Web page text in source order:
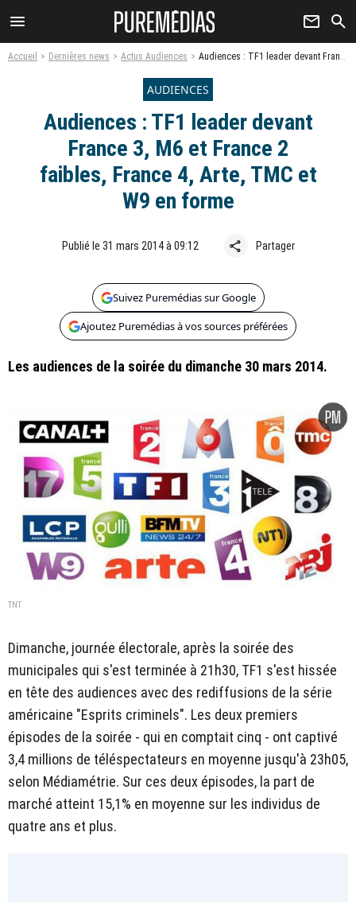
menu newsletter search
Accueil Dernières news Actus Audiences Audiences : TF1 leader devant France 3, M6 et France 2 faibles, France 4, Arte, TMC et W9 en forme
AUDIENCES
Audiences : TF1 leader devant
France 3, M6 et France 2
faibles, France 4, Arte, TMC et
W9 en forme
Publié le 31 mars 2014 à 09:12 share Partager
Suivez Puremédias sur Google
Ajoutez Puremédias à vos sources préférées
Les audiences de la soirée du dimanche 30 mars 2014.
TNT
Dimanche, journée électorale, après la soirée des
municipales qui s'est terminée à 21h30, TF1 s'est hissée
en tête des audiences avec des rediffusions de la série
américaine "Esprits criminels". Les deux premiers
épisodes de la soirée - qui en comptait cinq - ont captivé
3,4 millions de téléspectateurs en moyenne jusqu'à 23h05,
selon Médiamétrie. Sur ces deux épisodes, la part de
marché atteint 15,1% en moyenne sur les individus de
quatre ans et plus.